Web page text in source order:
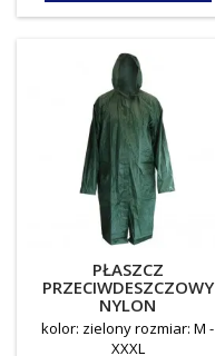
PŁASZCZ
PRZECIWDESZCZOWY
NYLON
kolor: zielony rozmiar: M -
XXXL